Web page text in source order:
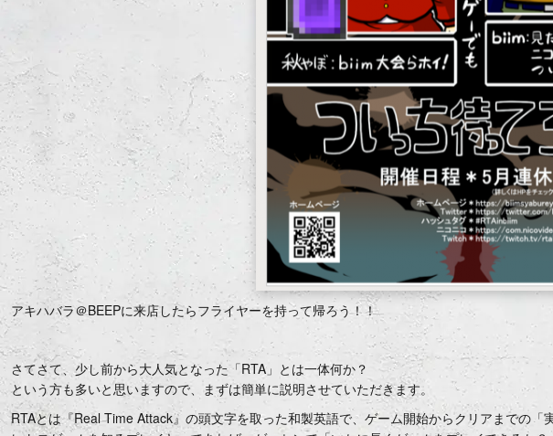
アキハバラ＠BEEPに来店したらフライヤーを持って帰ろう！！
さてさて、少し前から大人気となった「RTA」とは一体何か？
という方も多いと思いますので、まずは簡単に説明させていただきます。
RTAとは『Real Time Attack』の頭文字を取った和製英語で、ゲーム開始からクリアまでの「